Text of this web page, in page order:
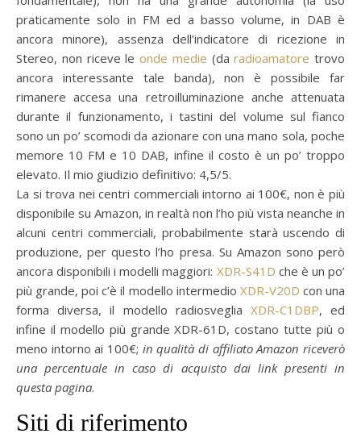
praticamente solo in FM ed a basso volume, in DAB è
ancora minore), assenza dell’indicatore di ricezione in
Stereo, non riceve le onde medie (daradioamatore trovo
ancora interessante tale banda), non è possibile far
rimanere accesa una retroilluminazione anche attenuata
durante il funzionamento, i tastini del volume sul fianco
sono un po’ scomodi da azionare con una mano sola, poche
memore 10 FM e 10 DAB, infine il costo è un po’ troppo
elevato. Il mio giudizio definitivo: 4,5/5.
La si trova nei centri commerciali intorno ai 100€, non è più
disponibile su Amazon, in realtà non l’ho più vista neanche in
alcuni centri commerciali, probabilmente starà uscendo di
produzione, per questo l’ho presa. Su Amazon sono però
ancora disponibili i modelli maggiori: XDR-S41D che è un po’
più grande, poi c’è il modello intermedio XDR-V20D con una
forma diversa, il modello radiosveglia XDR-C1DBP, ed
infine il modello più grande XDR-61D, costano tutte più o
meno intorno ai 100€; in qualità di affiliato Amazon riceverò
una percentuale in caso di acquisto dai link presenti in
questa pagina.
Siti di riferimento